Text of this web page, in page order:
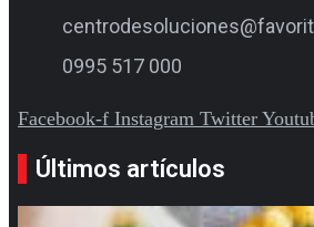
0995 517 000
Facebook-f Instagram Twitter
Últimos artículos